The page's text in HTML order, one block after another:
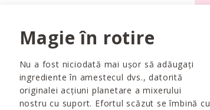
Magie în rotire
Nu a fost niciodată mai ușor să adăugați
ingrediente în amestecul dvs., datorită
originalei acțiuni planetare a mixerului
nostru cu suport. Efortul scăzut se îmbină cu